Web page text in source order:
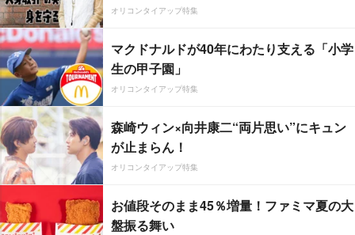
オリコンタイアップ特集
マクドナルドが40年にわたり支える「小学
生の甲子園」
オリコンタイアップ特集
森崎ウィン×向井康二“両片思い”にキュン
が止まらん！
オリコンタイアップ特集
お値段そのまま45％増量！ファミマ夏の大
盤振る舞い